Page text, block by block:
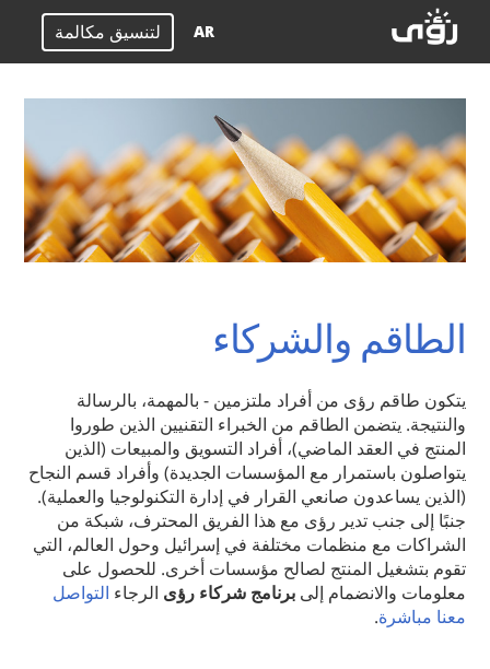
AR لتنسيق مكالمة
الطاقم والشركاء
يتكون طاقم رؤى من أفراد ملتزمين - بالمهمة، بالرسالة
والنتيجة. يتضمن الطاقم من الخبراء التقنيين الذين طوروا
المنتج في العقد الماضي)، أفراد التسويق والمبيعات (الذين
يتواصلون باستمرار مع المؤسسات الجديدة) وأفراد قسم النجاح
(الذين يساعدون صانعي القرار في إدارة التكنولوجيا والعملية).
جنبًا إلى جنب تدير رؤى مع هذا الفريق المحترف، شبكة من
الشراكات مع منظمات مختلفة في إسرائيل وحول العالم، التي
تقوم بتشغيل المنتج لصالح مؤسسات أخرى. للحصول على
معلومات والانضمام إلى برنامج شركاء رؤى الرجاء التواصل
معنا مباشرة.